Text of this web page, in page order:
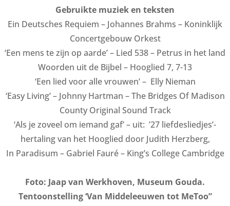
Gebruikte muziek en teksten
Ein Deutsches Requiem – Johannes Brahms – Koninklijk
Concertgebouw Orkest
‘Een mens te zijn op aarde’ – Lied 538 – Petrus in het land
Woorden uit de Bijbel – Hooglied 7, 7-13
‘Een lied voor alle vrouwen’ – Elly Nieman
‘Easy Living’ – Johnny Hartman – The Bridges Of Madison
County Original Sound Track
‘Als je zoveel om iemand gaf’ – uit: ’27 liefdesliedjes’-
hertaling van het Hooglied door Judith Herzberg,
In Paradisum – Gabriel Fauré – King’s College Cambridge
Foto: Jaap van Werkhoven, Museum Gouda.
Tentoonstelling ‘Van Middeleeuwen tot MeToo”